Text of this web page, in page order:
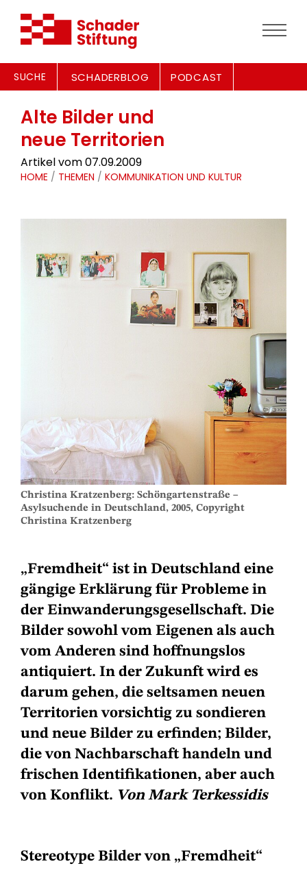
SUCHE SCHADERBLOG PODCAST
Alte Bilder und
neue Territorien
Artikel vom 07.09.2009
HOME / THEMEN / KOMMUNIKATION UND KULTUR
Christina Kratzenberg: Schöngartenstraße –
Asylsuchende in Deutschland, 2005, Copyright
Christina Kratzenberg
„Fremdheit“ ist in Deutschland eine
gängige Erklärung für Probleme in
der Einwanderungsgesellschaft. Die
Bilder sowohl vom Eigenen als auch
vom Anderen sind hoffnungslos
antiquiert. In der Zukunft wird es
darum gehen, die seltsamen neuen
Territorien vorsichtig zu sondieren
und neue Bilder zu erfinden; Bilder,
die von Nachbarschaft handeln und
frischen Identifikationen, aber auch
von Konflikt. Von Mark Terkessidis
Stereotype Bilder von „Fremdheit“